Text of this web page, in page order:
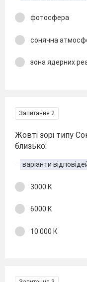
фотосфера
сонячна
зона ядерних
Запитання 2
Жовті зорі типу
близько:
варіанти
3000 К
6000 К
10 000 К